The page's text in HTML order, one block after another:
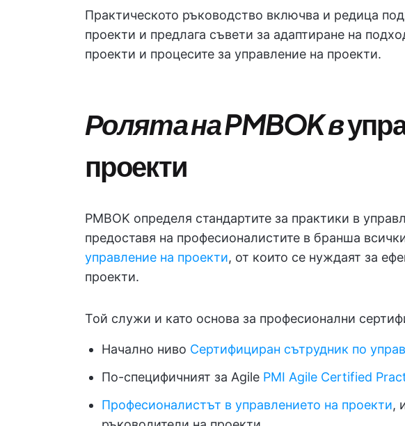
Практическото ръководство включва и редица
проекти и предлага съвети за адаптиране на
проекти и процесите за управление на проекти.
Ролята на PMBOK в
проекти
PMBOK определя стандартите за практики в
предоставя на професионалистите в бранша
управление на проекти, от които се нуждаят за
проекти.
Той служи и като основа за професионални
Начално ниво Сертифициран сътрудник по
По-специфичният за Agile PMI Agile Certified
Професионалистът в управлението на проекти,